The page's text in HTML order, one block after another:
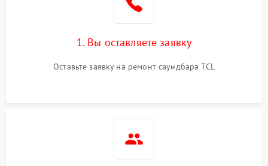
500 ₽
Проблемы с зарядкой
1000 ₽ Подробнее →
500 ₽
1000 ₽
1. Вы оставляете заявку
Оставьте заявку на ремонт саундбара TCL